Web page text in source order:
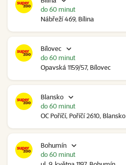
Nábřeží 469, Bílina
do 60 minut
Bílovec
Opavská 1159/57, Bílovec
do 60 minut
Blansko
OC Poříčí, Poříčí 2610, Blansko
do 60 minut
Bohumín
do 60 minut